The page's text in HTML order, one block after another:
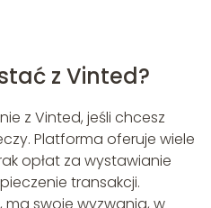
z Vinted?
z Vinted, jeśli chcesz
Platforma oferuje wiele
opłat za wystawianie
transakcji.